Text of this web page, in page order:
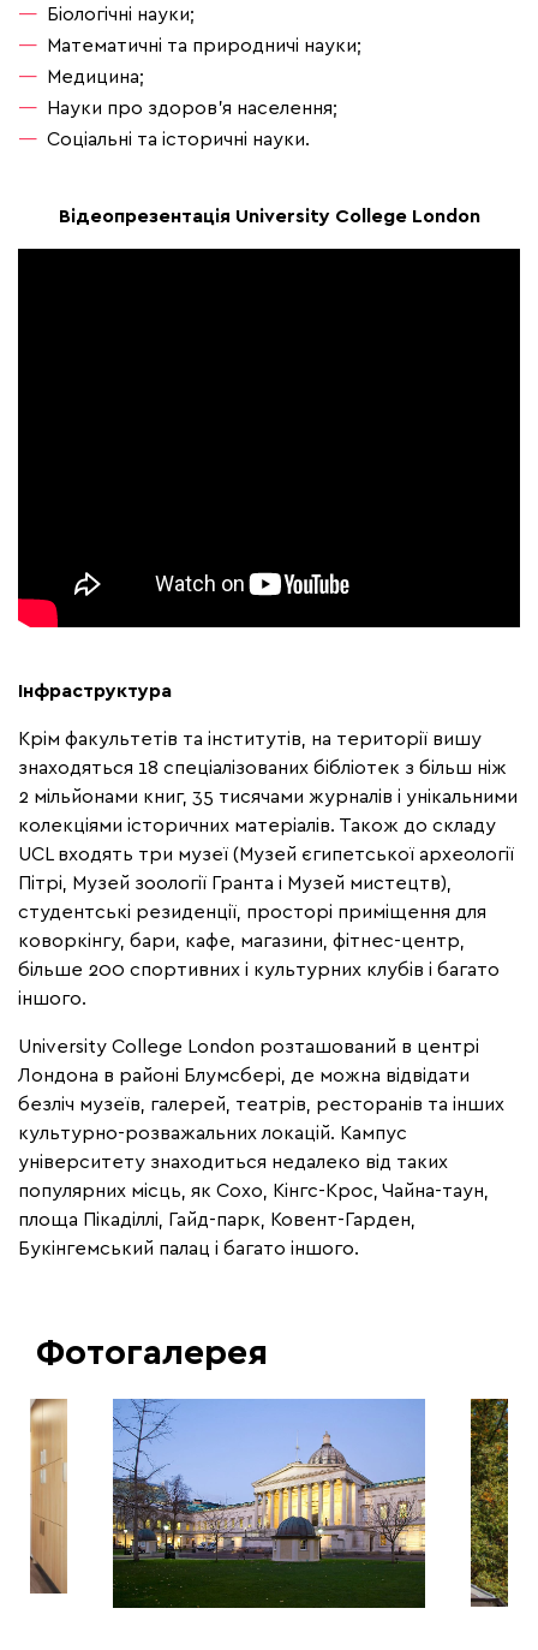
Біологічні науки;
Математичні та природничі науки;
Медицина;
Науки про здоров'я населення;
Соціальні та історичні науки.
Відеопрезентація University College London
Інфраструктура
Крім факультетів та інститутів, на території вишу
знаходяться 18 спеціалізованих бібліотек з більш ніж
2 мільйонами книг, 35 тисячами журналів і унікальними
колекціями історичних матеріалів. Також до складу
UCL входять три музеї (Музей єгипетської археології
Пітрі, Музей зоології Гранта і Музей мистецтв),
студентські резиденції, просторі приміщення для
коворкінгу, бари, кафе, магазини, фітнес-центр,
більше 200 спортивних і культурних клубів і багато
іншого.
University College London розташований в центрі
Лондона в районі Блумсбері, де можна відвідати
безліч музеїв, галерей, театрів, ресторанів та інших
культурно-розважальних локацій. Кампус
університету знаходиться недалеко від таких
популярних місць, як Сохо, Кінгс-Крос, Чайна-таун,
площа Пікаділлі, Гайд-парк, Ковент-Гарден,
Букінгемський палац і багато іншого.
Фотогалерея